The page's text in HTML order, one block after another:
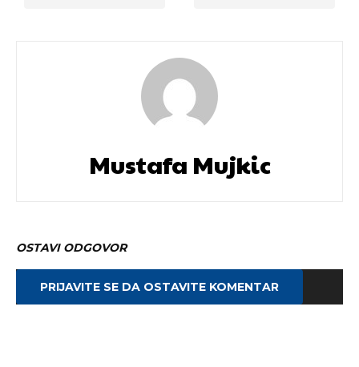
Mustafa Mujkic
OSTAVI ODGOVOR
PRIJAVITE SE DA OSTAVITE KOMENTAR